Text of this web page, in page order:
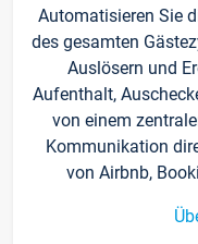
Automatisieren Sie
des gesamten
Auslösern und
Aufenthalt,
von einem
Kommunikation
von Airbnb,